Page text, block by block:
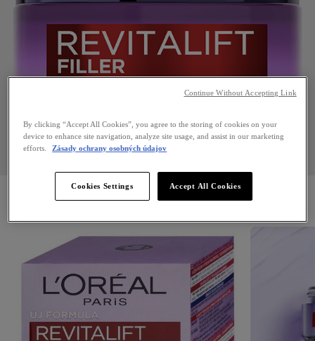
50 ml
By clicking “Accept All Cookies”, you agree to the storing of cookies on your
device to enhance site navigation, analyze site usage, and assist in our marketing
efforts.
Zásady ochrany osobných údajov
Cookies Settings Accept All Cookies
Continue Without Accepting Link